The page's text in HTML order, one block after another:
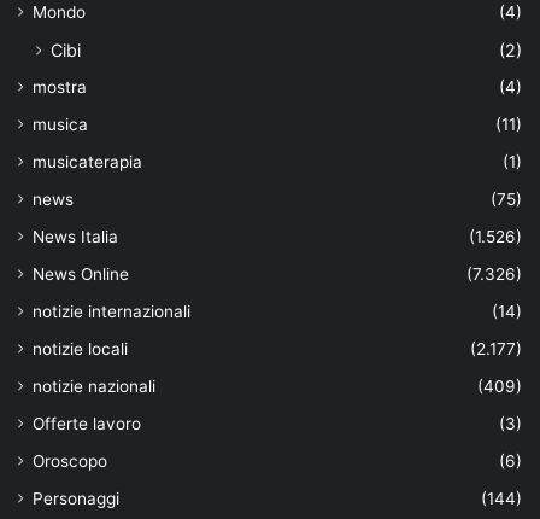
Mondo
(4)
Cibi (2)
mostra
(4)
musica
(11)
musicaterapia
(1)
news
(75)
News Italia
(1.526)
News Online
(7.326)
notizie internazionali
(14)
notizie locali
(2.177)
notizie nazionali
(409)
Offerte lavoro
(3)
Oroscopo
(6)
Personaggi
(144)